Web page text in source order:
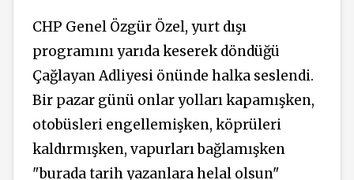
CHP Genel Özgür Özel, yurt dışı
programını yarıda keserek döndüğü
Çağlayan Adliyesi önünde halka seslendi.
Bir pazar günü onlar yolları kapamışken,
otobüsleri engellemişken, köprüleri
kaldırmışken, vapurları bağlamışken
"burada tarih yazanlara helal olsun"